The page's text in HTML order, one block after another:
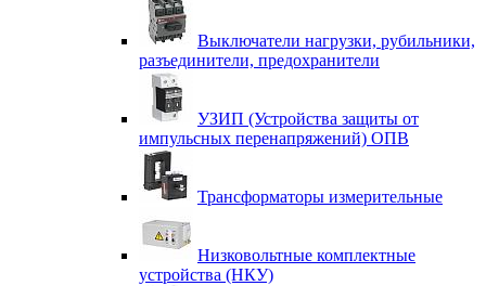
Выключатели нагрузки, рубильники,
разъединители, предохранители
УЗИП (Устройства защиты от
импульсных перенапряжений) ОПВ
Трансформаторы измерительные
Низковольтные комплектные
устройства (НКУ)